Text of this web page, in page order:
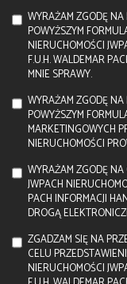
WYRAŻAM ZGODĘ
POWYŻSZYM
NIERUCHOMOŚCI
F.U.H. WALDEMAR
MNIE SPRAWY.
WYRAŻAM ZGODĘ
POWYŻSZYM
MARKETINGOWYCH
NIERUCHOMOŚCI
WYRAŻAM ZGODĘ
JWPACH
PACH INFORMACJI
DROGĄ
ZGADZAM SIĘ NA
CELU
NIERUCHOMOŚCI